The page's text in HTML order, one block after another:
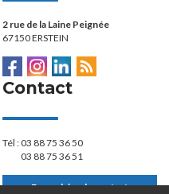
2 rue de la Laine Peignée
67150 ERSTEIN
Contact
Tél : 03 88 75 36 50
03 88 75 36 51
Formulaire de contact